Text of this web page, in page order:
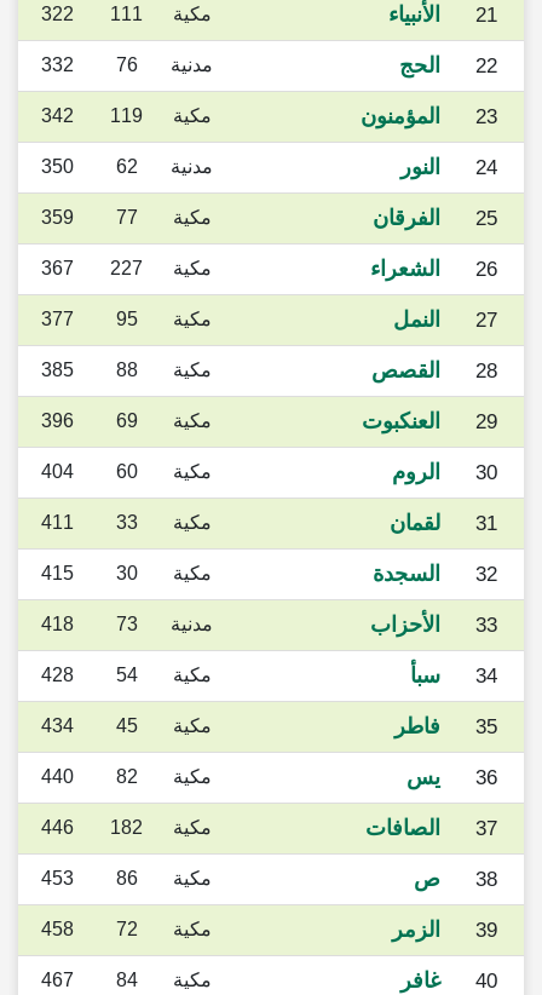
21 الأنبياء مكية 111
322
22 الحج مدنية 76
332
23 المؤمنون مكية 119
342
24 النور مدنية 62
350
25 الفرقان مكية 77
359
26 الشعراء مكية 227
367
27 النمل مكية 95
377
28 القصص مكية 88
385
29 العنكبوت مكية 69
396
30 الروم مكية 60
404
31 لقمان مكية 33
411
32 السجدة مكية 30
415
33 الأحزاب مدنية 73
418
34 سبأ مكية 54
428
35 فاطر مكية 45
434
36 يس مكية 82
440
37 الصافات مكية 182
446
38 ص مكية 86
453
39 الزمر مكية 72
458
40 غافر مكية 84
467